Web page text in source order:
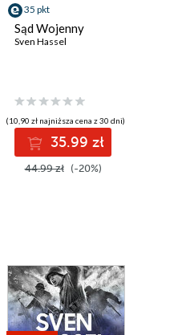
35 pkt
Sąd Wojenny
Sven Hassel
(10,90 zł najniższa cena z 30 dni)
35.99 zł
44.99 zł (-20%)